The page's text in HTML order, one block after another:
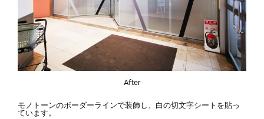
After
モノトーンのボーダーラインで装飾し、白の切文字シートを貼っ
ています。